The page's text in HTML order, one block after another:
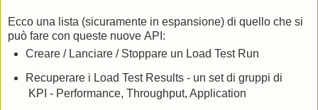
Ecco una lista (sicuramente in espansione) di quello che si
può fare con queste nuove API:
Creare / Lanciare / Stoppare un Load Test Run
Recuperare i Load Test Results - un set di gruppi di
KPI - Performance, Throughput, Application